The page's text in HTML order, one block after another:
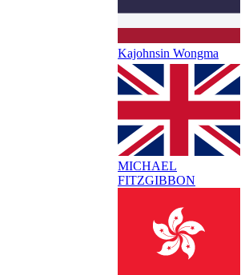
Kajohnsin Wongma
MICHAEL
FITZGIBBON